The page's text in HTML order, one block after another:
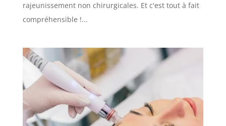
rajeunissement non chirurgicales. Et c'est tout à fait
compréhensible !...